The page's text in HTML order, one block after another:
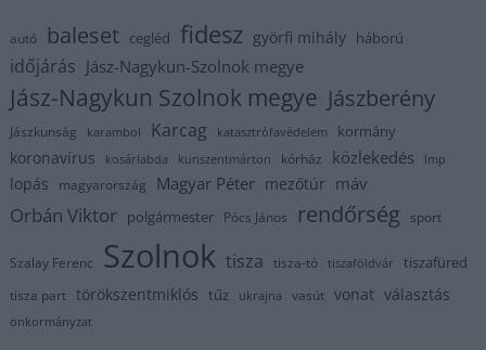
autó baleset cegléd fidesz györfi mihály háború
időjárás Jász-Nagykun-Szolnok megye
Jász-Nagykun Szolnok megye Jászberény
Jászkunság karambol Karcag katasztrófavédelem kormány
koronavírus kosárlabda kunszentmárton kórház közlekedés lmp
lopás magyarország Magyar Péter mezőtúr máv
Orbán Viktor polgármester Pócs János rendőrség sport
Szalay Ferenc Szolnok tisza tisza-tó tiszaföldvár tiszafüred
tisza part törökszentmiklós tűz ukrajna vasút vonat választás
önkormányzat